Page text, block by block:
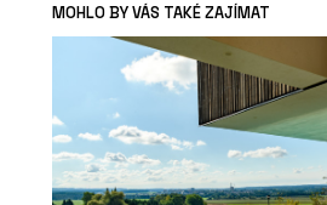
MOHLO BY VÁS TAKÉ ZAJÍMAT